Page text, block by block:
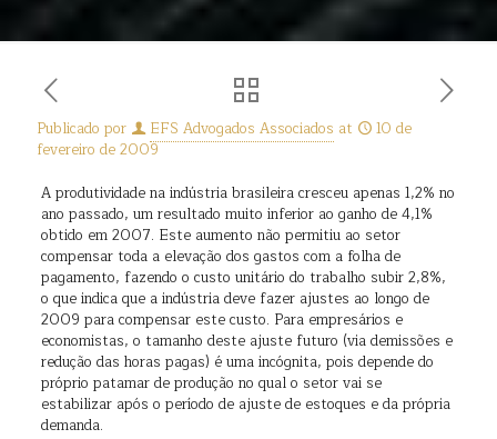
Publicado por EFS Advogados Associados at
10 de
fevereiro de 2009
A produtividade na indústria brasileira cresceu apenas 1,2% no
ano passado, um resultado muito inferior ao ganho de 4,1%
obtido em 2007. Este aumento não permitiu ao setor
compensar toda a elevação dos gastos com a folha de
pagamento, fazendo o custo unitário do trabalho subir 2,8%,
o que indica que a indústria deve fazer ajustes ao longo de
2009 para compensar este custo. Para empresários e
economistas, o tamanho deste ajuste futuro (via demissões e
redução das horas pagas) é uma incógnita, pois depende do
próprio patamar de produção no qual o setor vai se
estabilizar após o período de ajuste de estoques e da própria
demanda.